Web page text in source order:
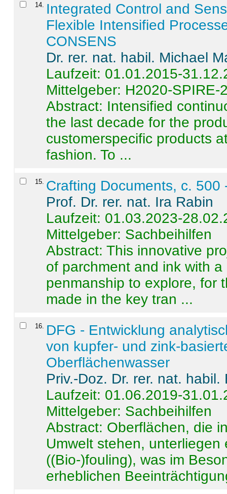
14
Integrated Control and
Flexible Intensified
CONSENS
Dr. rer. nat. habil. Michael
Laufzeit: 01.01.2015-
Mittelgeber: H2020-SPIRE-
Abstract: Intensified
the last decade for the
customerspecific products
fashion. To ...
15 Crafting Documents, c. 500
Prof. Dr. rer. nat. Ira Rabin
Laufzeit: 01.03.2023-
Mittelgeber: Sachbeihilfen
Abstract:This innovative
of parchment and ink with
penmanship to explore, for
made in the key tran ...
16
DFG - Entwicklung
von kupfer- und zink-
Oberflächenwasser
Priv.-Doz. Dr. rer. nat.
Laufzeit: 01.06.2019-
Mittelgeber: Sachbeihilfen
Abstract: Oberflächen, die
Umwelt stehen,
((Bio-)fouling), was im
erheblichen